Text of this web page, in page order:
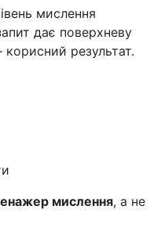
мислення
дає поверхневу
корисний результат.
мислення, а не